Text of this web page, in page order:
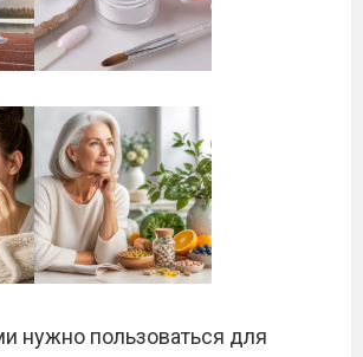
нужно пользоваться для